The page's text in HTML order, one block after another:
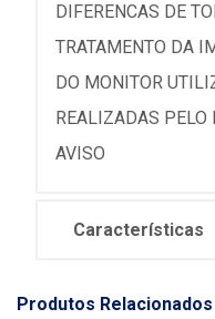
DIFERENCAS DE
TRATAMENTO DA
DO MONITOR
REALIZADAS PELO
AVISO
Características
Produtos Relacionados